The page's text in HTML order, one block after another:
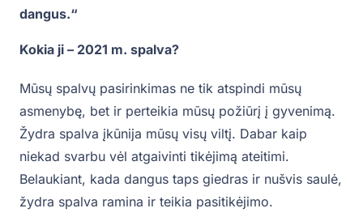
dangus.“
Kokia ji – 2021 m. spalva?
Mūsų spalvų pasirinkimas ne tik atspindi mūsų
asmenybę, bet ir perteikia mūsų požiūrį į gyvenimą.
Žydra spalva įkūnija mūsų visų viltį. Dabar kaip
niekad svarbu vėl atgaivinti tikėjimą ateitimi.
Belaukiant, kada dangus taps giedras ir nušvis saulė,
žydra spalva ramina ir teikia pasitikėjimo.